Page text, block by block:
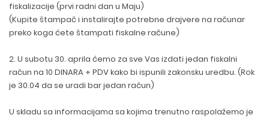
fiskalizacije (prvi radni dan u Maju)
(Kupite štampač i instalirajte potrebne drajvere na računar
preko koga ćete štampati fiskalne račune)
2. U subotu 30. aprila ćemo za sve Vas izdati jedan fiskalni
račun na 10 DINARA + PDV kako bi ispunili zakonsku uredbu. (Rok
je 30.04 da se uradi bar jedan račun)
U skladu sa informacijama sa kojima trenutno raspolažemo je